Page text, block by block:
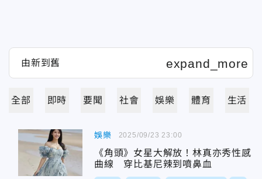
全部 即時 要聞 社會 娛樂 體育 生活
娛樂
《角頭》女星大解放！林真亦秀性感
曲線 穿比基尼辣到噴鼻血
2025/09/23 23:00